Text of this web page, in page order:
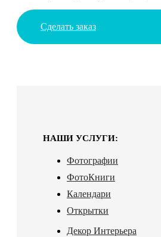
Сделать заказ
НАШИ УСЛУГИ:
Фотографии
ФотоКниги
Календари
Открытки
Декор Интерьера